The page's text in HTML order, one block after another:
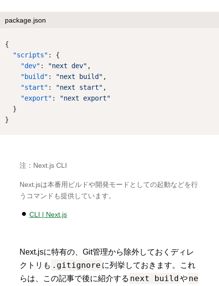
package.json
{
"scripts" : {
"dev" : "next dev" ,
"build" : "next build" ,
"start" : "next start" ,
"export" :
"next export"
  }
}
注：Next.js CLI
Next.jsは本番用ビルドや開発モードとしての起動などを行
うコマンドも提供しています。
CLI | Next.js
Next.jsに特有の、Git管理から除外しておくディレ
クトリも .gitignore に列挙しておきます。これ
らは、この記事で後に紹介する next buildやne